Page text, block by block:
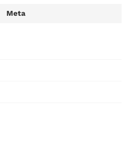
Meta